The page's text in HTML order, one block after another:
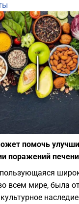
Play
помочь
поражений
всем мире, была